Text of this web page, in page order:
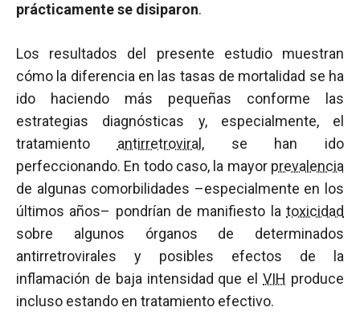
prácticamente se disiparon.
Los resultados del presente estudio muestran
cómo la diferencia en las tasas de mortalidad se ha
ido haciendo más pequeñas conforme las
estrategias diagnósticas y, especialmente, el
tratamiento antirretroviral , se han ido
perfeccionando. En todo caso, la mayor prevalencia
de algunas comorbilidades –especialmente en los
últimos años– pondrían de manifiesto la toxicidad
sobre algunos órganos de determinados
antirretrovirales y posibles efectos de la
inflamación de baja intensidad que elVIH produce
incluso estando en tratamiento efectivo.